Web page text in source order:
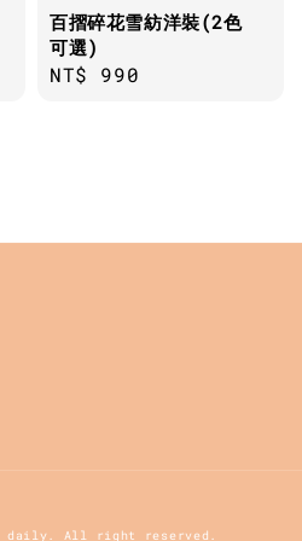
百摺碎花雪紡洋裝(2色
可選)
Regular
NT$ 990
daily. All right reserved.